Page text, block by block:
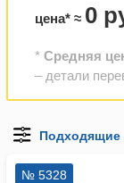
цена* ≈ 0
* Средняя
– детали
№ 5328